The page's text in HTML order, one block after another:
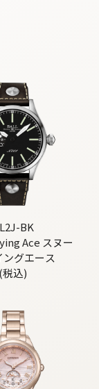
BK
Ace スヌー
ングエース
税込)